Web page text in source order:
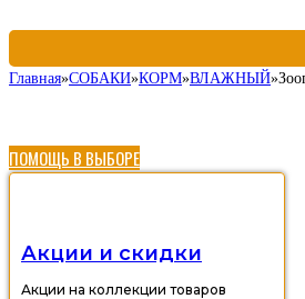
Главная»СОБАКИ»КОРМ»ВЛАЖНЫЙ»
ПОМОЩЬ В ВЫБОРЕ
Акции и скидки
Акции на коллекции товаров